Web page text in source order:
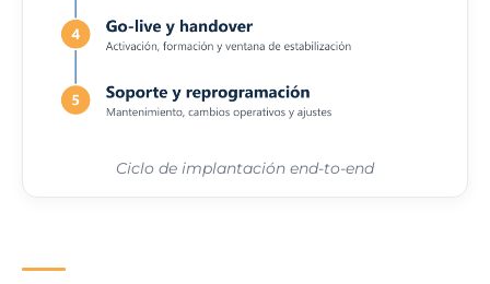
Ciclo de implantación end-to-end